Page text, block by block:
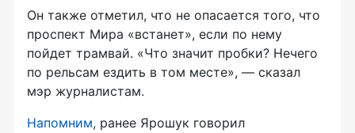
Он также отметил, что не опасается того, что
проспект Мира «встанет», если по нему
пойдет трамвай. «Что значит пробки? Нечего
по рельсам ездить в том месте», — сказал
мэр журналистам.
Напомним, ранее Ярошук говорил